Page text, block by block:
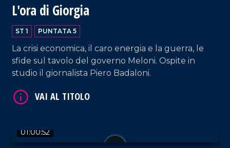
L'ora di Giorgia
ST 1 PUNTATA 5
La crisi economica, il caro energia e la guerra, le
sfide sul tavolo del governo Meloni. Ospite in
studio il giornalista Piero Badaloni.
01:00:52